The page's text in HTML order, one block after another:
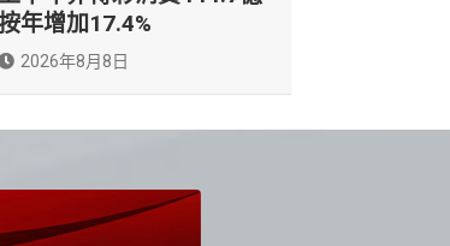
年增加17.4%
2026年8月8日